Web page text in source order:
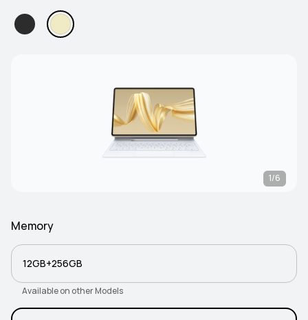
1/6
Memory
12GB+256GB
Available on other Models